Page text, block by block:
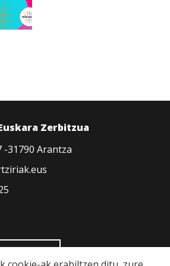
Zerbitzua
-31790 Arantza